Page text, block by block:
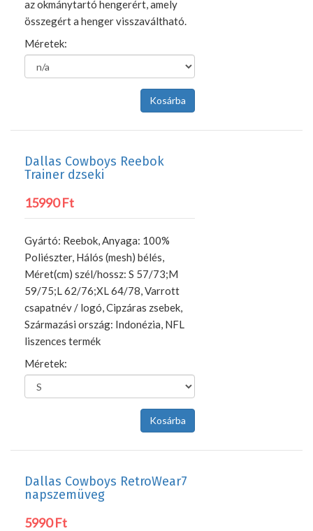
az okmánytartó hengerért, amely
összegért a henger visszaváltható.
Méretek:
Dallas Cowboys Reebok
Trainer dzseki
15990 Ft
Gyártó: Reebok, Anyaga: 100%
Poliészter, Hálós (mesh) bélés,
Méret(cm) szél/hossz: S 57/73;M
59/75;L 62/76;XL 64/78, Varrott
csapatnév / logó, Cipzáras zsebek,
Származási ország: Indonézia, NFL
liszences termék
Méretek:
Dallas Cowboys RetroWear7
napszemüveg
5990 Ft